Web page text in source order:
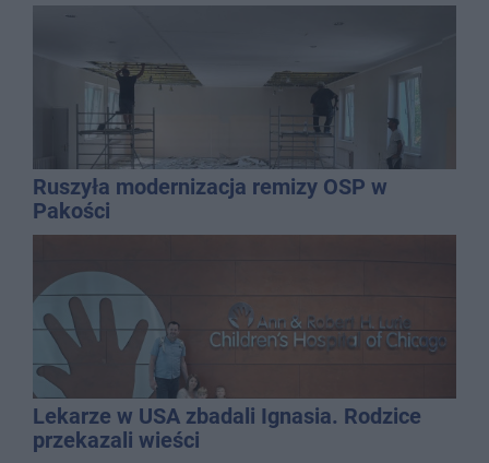
Ruszyła modernizacja remizy OSP w
Pakości
Lekarze w USA zbadali Ignasia. Rodzice
przekazali wieści